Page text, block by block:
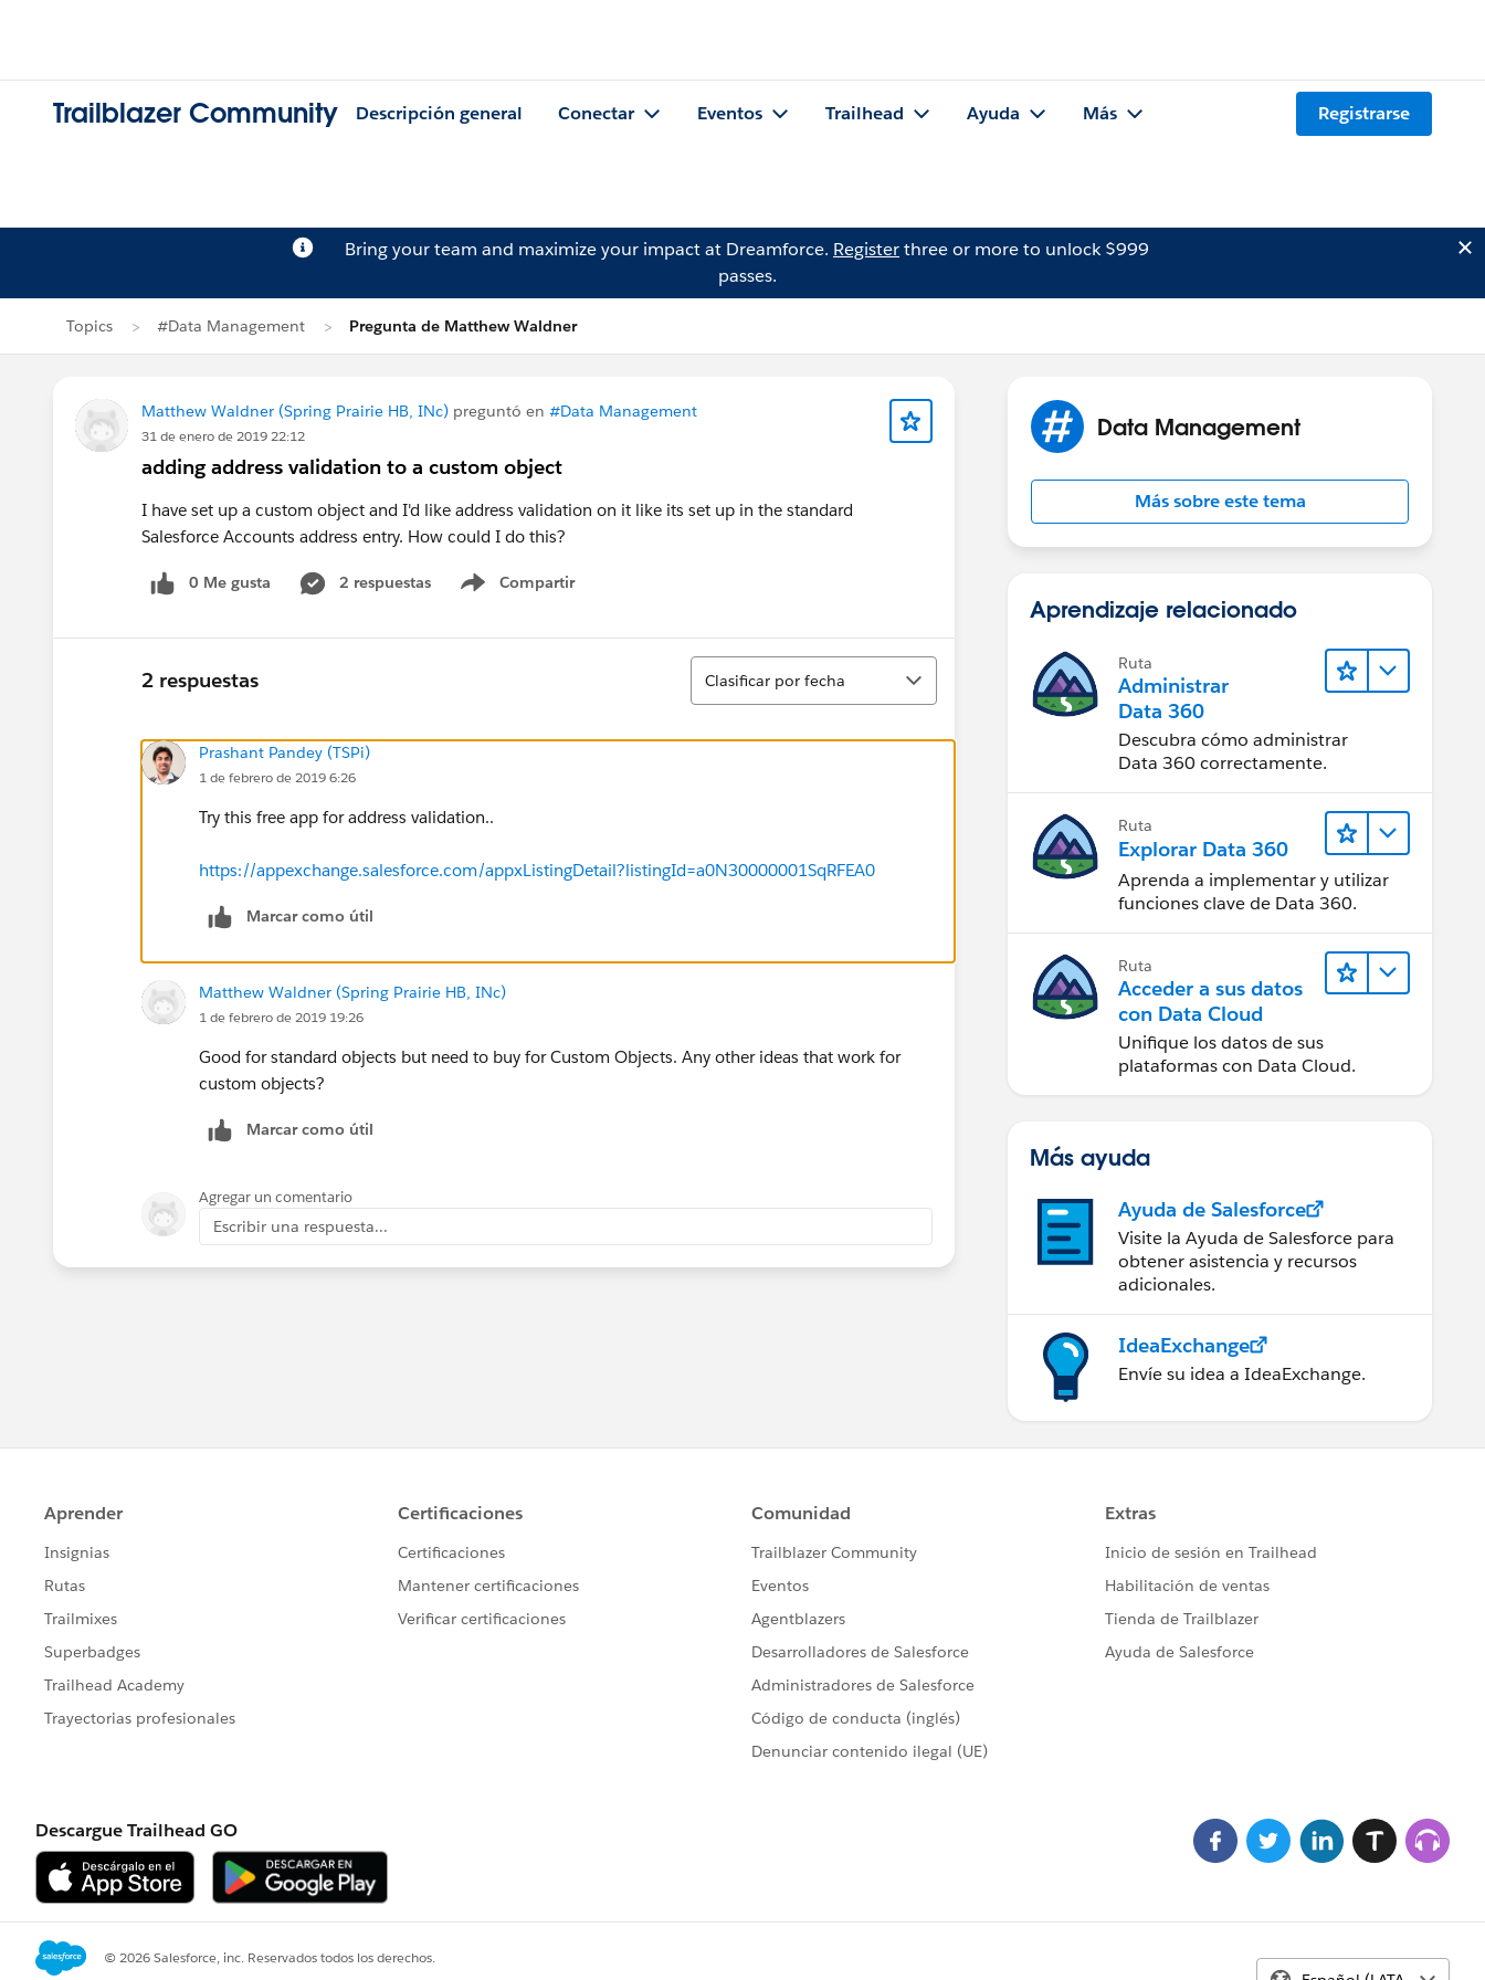
Trailblazer Community Descripción general Conectar Eventos Trailhead Ayuda Más Registrarse
Bring your team and maximize your impact at Dreamforce. Registerthree or more to unlock $999
passes.
Topics #Data Management Pregunta de Matthew Waldner
Matthew Waldner (Spring Prairie HB, INc) preguntó en #Data Management
31 de enero de 2019 22:12
adding address validation to a custom object
I have set up a custom object and I'd like address validation on it like its set up in the standard
Salesforce Accounts address entry. How could I do this?
0 Me gusta 2 respuestas Compartir
Show menu
2 respuestas
Ordenar
Clasificar por fecha
Prashant Pandey (TSPi)
1 de febrero de 2019 6:26
Try this free app for address validation..
https://appexchange.salesforce.com/appxListingDetail?listingId=a0N30000001SqRFEA0
Marcar como útil
Matthew Waldner (Spring Prairie HB, INc)
1 de febrero de 2019 19:26
Good for standard objects but need to buy for Custom Objects. Any other ideas that work for
custom objects?
Marcar como útil
Agregar un comentario
Escribir una respuesta...
Data Management
Más sobre este tema
Aprendizaje relacionado
Ruta
Administrar
Data 360
Descubra cómo administrar
Data 360 correctamente.
Ruta
Explorar Data 360
Aprenda a implementar y utilizar
funciones clave de Data 360.
Ruta
Acceder a sus datos
con Data Cloud
Unifique los datos de sus
plataformas con Data Cloud.
Más ayuda
Ayuda de Salesforce
Visite la Ayuda de Salesforce para
obtener asistencia y recursos
adicionales.
IdeaExchange
Envíe su idea a IdeaExchange.